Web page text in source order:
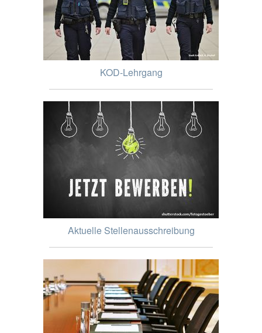
KOD-Lehrgang
Aktuelle Stellenausschreibung